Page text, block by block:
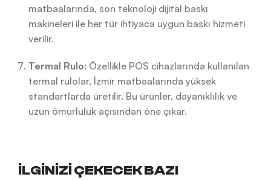
matbaalarında, son teknoloji dijital baskı
makineleri ile her tür ihtiyaca uygun baskı hizmeti
verilir.
Termal Rulo: Özellikle POS cihazlarında kullanılan
termal rulolar, İzmir matbaalarında yüksek
standartlarda üretilir. Bu ürünler, dayanıklılık ve
uzun ömürlülük açısından öne çıkar.
İLGİNİZİ ÇEKECEK BAZI